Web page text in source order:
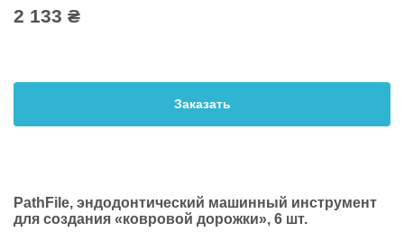
2 133 ₴
Заказать
PathFile, эндодонтический машинный инструмент
для создания «ковровой дорожки», 6 шт.